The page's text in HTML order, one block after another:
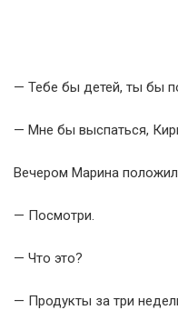
— Тебе бы детей, ты бы
— Мне бы выспаться,
Вечером Марина
— Посмотри.
— Что это?
— Продукты за три